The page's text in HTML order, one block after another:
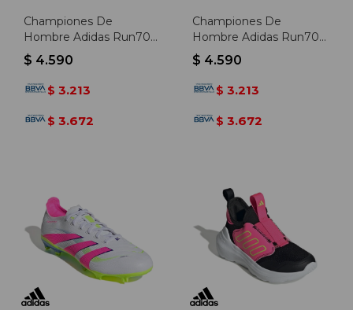
Championes De
Hombre Adidas Run70s
2.0 - Blanco-negro
$ 4.590
$ 3.213
$ 3.672
Championes De
Hombre Adidas Run70s
2.0 - Negro-blanco
$ 4.590
$ 3.213
$ 3.672